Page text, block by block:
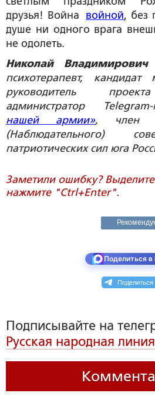
друзья! Война войной, без
душе ни одного врага
не одолеть.
Николай
психотерапевт, кандидат
руководитель
администратор
нашей армии», член
(Наблюдательного)
патриотических сил юга
Заметили ошибку?
нажмите "Ctrl+Enter".
Поделиться в
Поделиться
Подписывайте на
Русская народная линия